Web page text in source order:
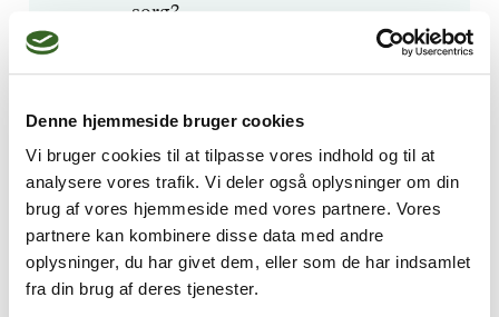
Denne hjemmeside bruger cookies
Vi bruger cookies til at tilpasse vores indhold og til at
analysere vores trafik. Vi deler også oplysninger om din
brug af vores hjemmeside med vores partnere. Vores
partnere kan kombinere disse data med andre
oplysninger, du har givet dem, eller som de har indsamlet
fra din brug af deres tjenester.
sorg?
Hvad er forskellen på sorg og
depression?
Hvad er forskellen på sorg og
savn?
Kan sorg påvirke